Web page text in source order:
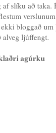
slíku að
bloggað
alveg ljúffengt.
agúrku